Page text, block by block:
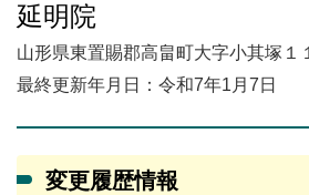
延明院
山形県東置賜郡高畠町大字小其塚１
最終更新年月日：令和7年1月7日
変更履歴情報